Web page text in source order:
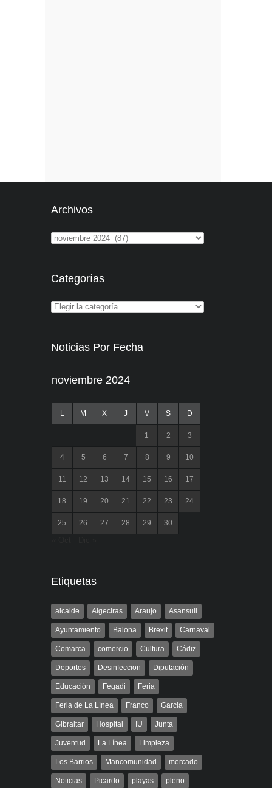
Archivos
Categorías
Noticias Por Fecha
noviembre 2024
L M X J V S D
1 2 3
4 5 6 7 8 9 10
11 12 13 14 15 16 17
18 19 20 21 22 23 24
25 26 27 28 29 30
Etiquetas
alcalde Algeciras Araujo Asansull
Ayuntamiento Balona Brexit Carnaval
Comarca comercio Cultura Cádiz
Deportes Desinfeccion Diputación
Educación Fegadi Feria
Feria de La Línea Franco Garcia
Gibraltar Hospital IU Junta
Juventud La Línea Limpieza
Los Barrios Mancomunidad mercado
Noticias Picardo playas pleno